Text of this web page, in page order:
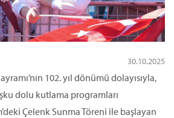
30.10.2025
102. yıl dönümü dolayısıyla,
dolu kutlama programları
Çelenk Sunma Töreni ile başlayan